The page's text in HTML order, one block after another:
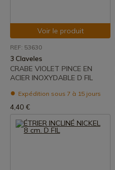
Voir le produit
REF: 53630
3 Claveles
CRABE VIOLET PINCE EN
ACIER INOXYDABLE D FIL
Expédition sous 7 à 15 jours
4,40 €